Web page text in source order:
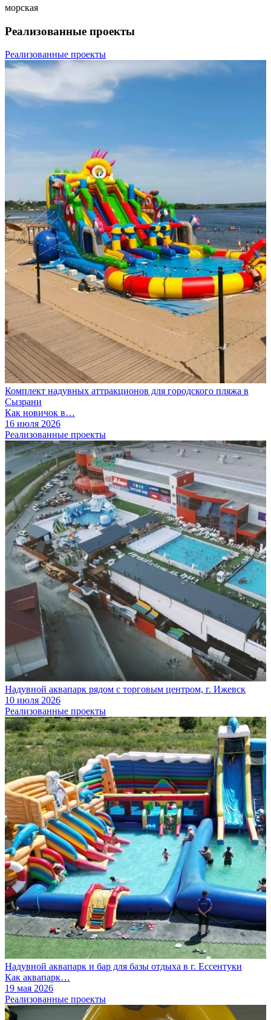
морская
Реализованные проекты
Реализованные проекты
Комплект надувных аттракционов для городского пляжа в
Сызрани
Как новичок в…
16 июля 2026
Реализованные проекты
Надувной аквапарк рядом с торговым центром, г. Ижевск
10 июля 2026
Реализованные проекты
Надувной аквапарк и бар для базы отдыха в г. Ессентуки
Как аквапарк…
19 мая 2026
Реализованные проекты